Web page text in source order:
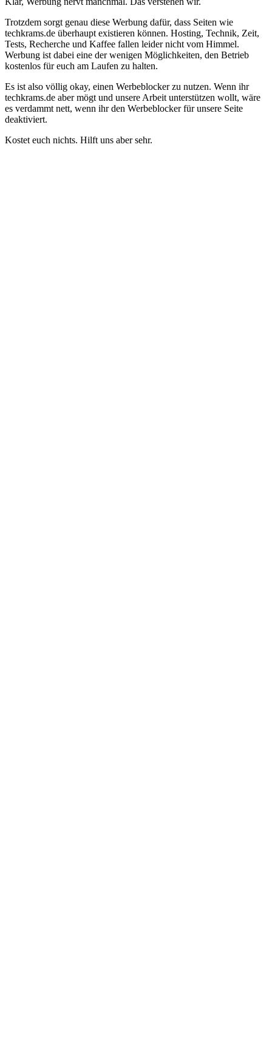
Trotzdem sorgt genau diese Werbung dafür, dass Seiten wie
techkrams.de überhaupt existieren können. Hosting, Technik, Zeit,
Tests, Recherche und Kaffee fallen leider nicht vom Himmel.
Werbung ist dabei eine der wenigen Möglichkeiten, den Betrieb
kostenlos für euch am Laufen zu halten.
Es ist also völlig okay, einen Werbeblocker zu nutzen. Wenn ihr
techkrams.de aber mögt und unsere Arbeit unterstützen wollt, wäre
es verdammt nett, wenn ihr den Werbeblocker für unsere Seite
deaktiviert.
Kostet euch nichts. Hilft uns aber sehr.